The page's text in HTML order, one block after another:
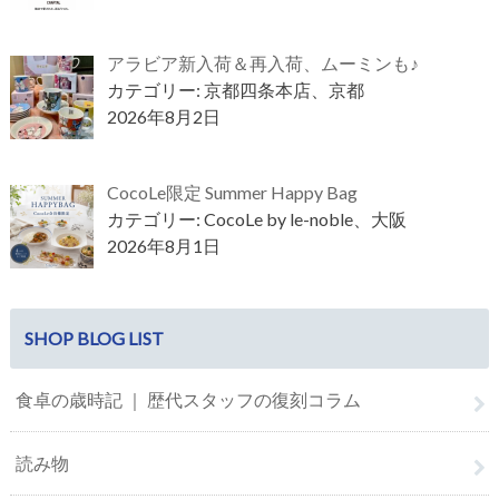
アラビア新入荷＆再入荷、ムーミンも♪
カテゴリー: 京都四条本店、京都
2026年8月2日
CocoLe限定 Summer Happy Bag
カテゴリー: CocoLe by le-noble、大阪
2026年8月1日
SHOP BLOG LIST
食卓の歳時記 ｜ 歴代スタッフの復刻コラム
読み物